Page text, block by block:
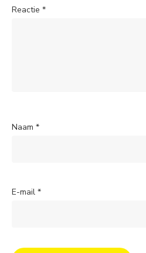
Reactie *
Naam *
E-mail *